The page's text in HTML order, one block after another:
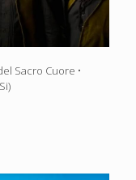
Sacro Cuore •